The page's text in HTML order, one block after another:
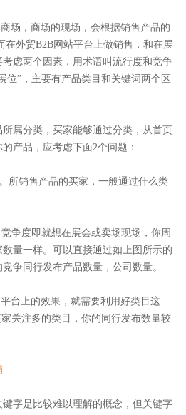
场，商场的现场，会根据销售产品的
在外贸B2B网站平台上做销售，和在展
虑两个因素，用术语叫流行度和竞争
位”，主要有产品类目和关键词两个区
属分类，买家能够通过分类，从首页
产品，应考虑下面2个问题：
所销售产品的买家，一般通过什么类
争度即就想在展会或卖场现场，你周
量一样。可以直接通过如上图所示的
争同行发布产品数量，公司数量。
台上的效果，就需要利用好类目这
关注多的类目，你的同行发布数量较
字是比较难以理解的概念，但关键字